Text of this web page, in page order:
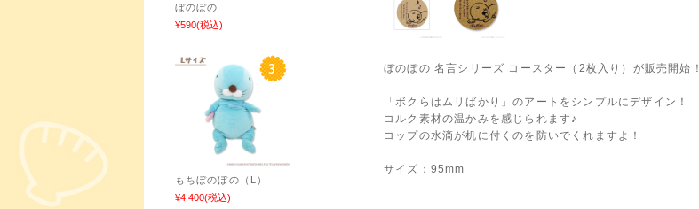
ぼのぼの 名言シリーズ コースター（2枚入り）が販売開始！
「ボクらはムリばかり」のアートをシンプルにデザイン！
コルク素材の温かみを感じられます♪
コップの水滴が机に付くのを防いでくれますよ！
サイズ：95mm
ぼのぼの
¥590(税込)
もちぼのぼの（L）
¥4,400(税込)